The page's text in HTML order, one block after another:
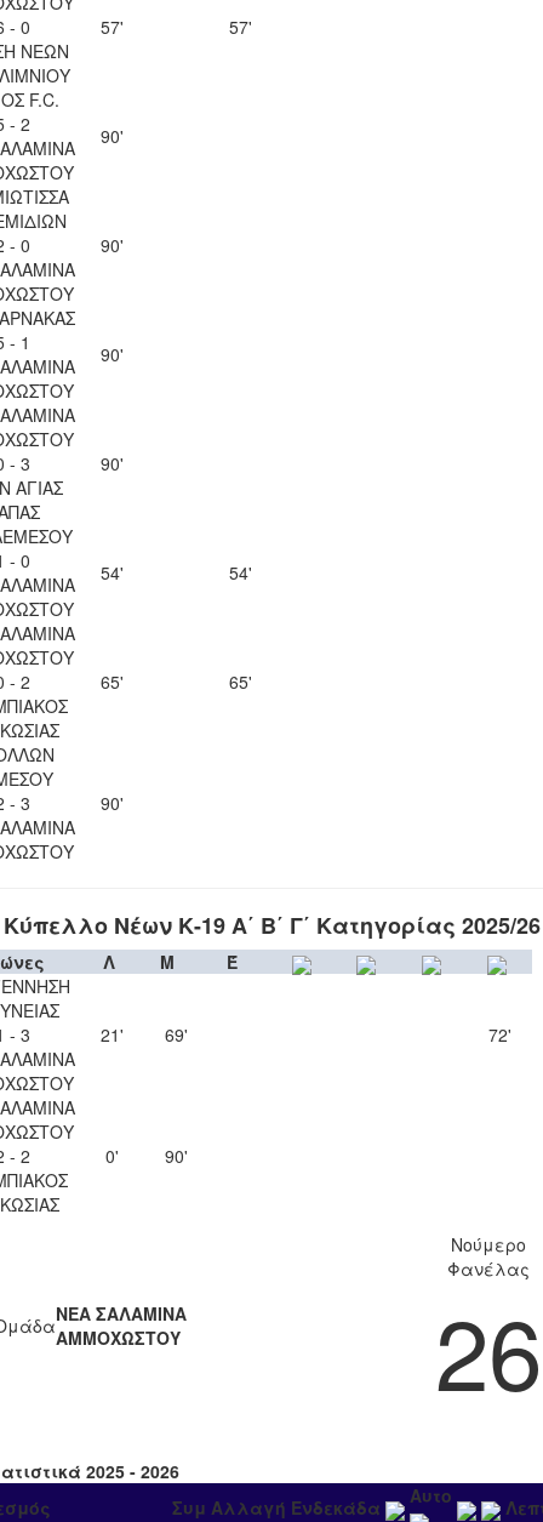
- 0
ΝΕΩΝ
57' 57'
F.C.
- 2
90'
- 0
90'
- 1
90'
- 3
ΑΓΙΑΣ
90'
- 0
54' 54'
- 2
65' 65'
- 3
90'
Κύπελλο Νέων Κ-19 Α΄ Β΄ Γ΄ Κατηγορίας 2025/26
Λ Μ
Έ
- 3
21' 69' 72'
- 2
0' 90'
ΝΕΑ ΣΑΛΑΜΙΝΑ
ΑΜΜΟΧΩΣΤΟΥ
Νούμερο
Φανέλας
26
2025 - 2026
Συμ Αλλαγή Ενδεκάδα Αυτο